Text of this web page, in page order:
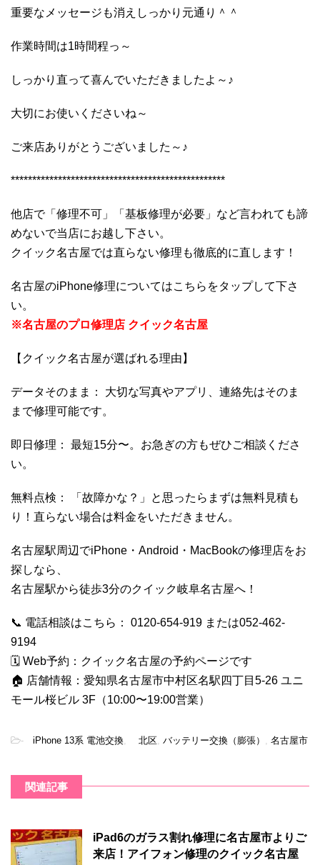
重要なメッセージも消えしっかり元通り＾＾
作業時間は1時間程っ～
しっかり直って喜んでいただきましたよ～♪
大切にお使いくださいね～
ご来店ありがとうございました～♪
**************************************************
他店で「修理不可」「基板修理が必要」など言われても諦
めないで当店にお越し下さい。
クイック名古屋では直らない修理も徹底的に直します！
名古屋のiPhone修理についてはこちらをタップして下さ
い。
※名古屋のプロ修理店 クイック名古屋
【クイック名古屋が選ばれる理由】
データそのまま： 大切な写真やアプリ、連絡先はそのま
まで修理可能です。
即日修理： 最短15分〜。お急ぎの方もぜひご相談くださ
い。
無料点検： 「故障かな？」と思ったらまずは無料見積も
り！直らない場合は料金をいただきません。
名古屋駅周辺でiPhone・Android・MacBookの修理店をお
探しなら、
名古屋駅から徒歩3分のクイック岐阜名古屋へ！
📞 電話相談はこちら： 0120-654-919 または052-462-
9194
🗓 Web予約： クイック名古屋の予約ページです
🏠 店舗情報：愛知県名古屋市中村区名駅四丁目5-26 ユニ
モール桜ビル 3F（10:00〜19:00営業）
- iPhone 13系 電池交換 北区 バッテリー交換（膨張） 名古屋市
関連記事
iPad6のガラス割れ修理に名古屋市よりご
来店！アイフォン修理のクイック名古屋